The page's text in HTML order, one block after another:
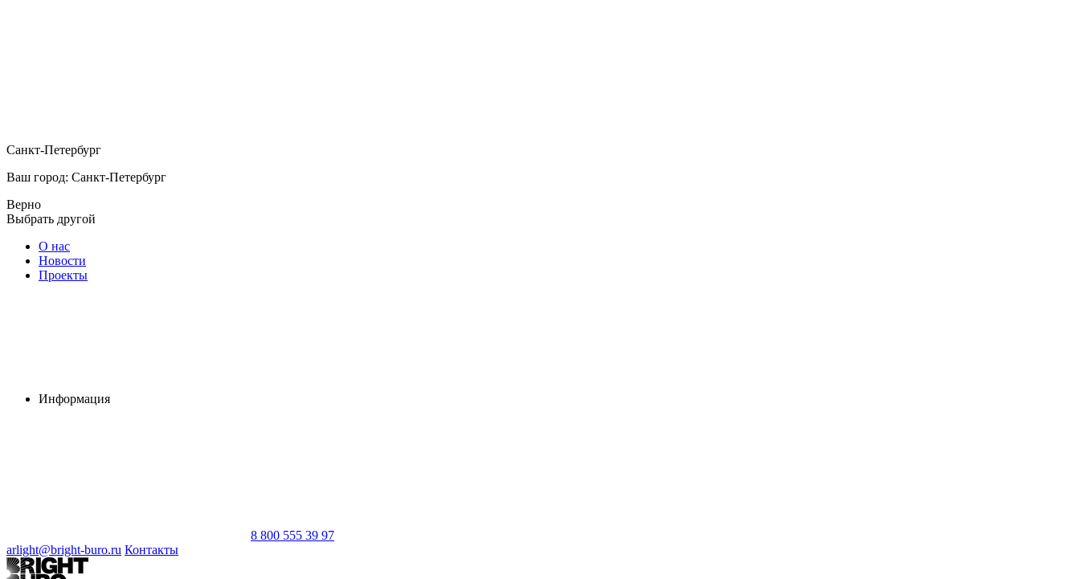
Санкт-Петербург
Ваш город: Санкт-Петербург
Верно
Выбрать другой
О нас
Новости
Проекты
Информация
8 800 555 39 97
arlight@bright-buro.ru Контакты